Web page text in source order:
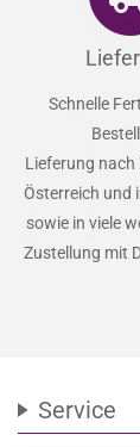
Schnelle
Lieferung nach
Österreich und
sowie in viele
Zustellung mit
Service